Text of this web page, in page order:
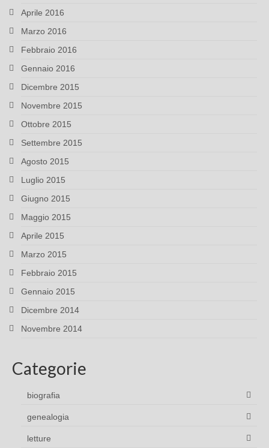
Aprile 2016
Marzo 2016
Febbraio 2016
Gennaio 2016
Dicembre 2015
Novembre 2015
Ottobre 2015
Settembre 2015
Agosto 2015
Luglio 2015
Giugno 2015
Maggio 2015
Aprile 2015
Marzo 2015
Febbraio 2015
Gennaio 2015
Dicembre 2014
Novembre 2014
Categorie
biografia
genealogia
letture